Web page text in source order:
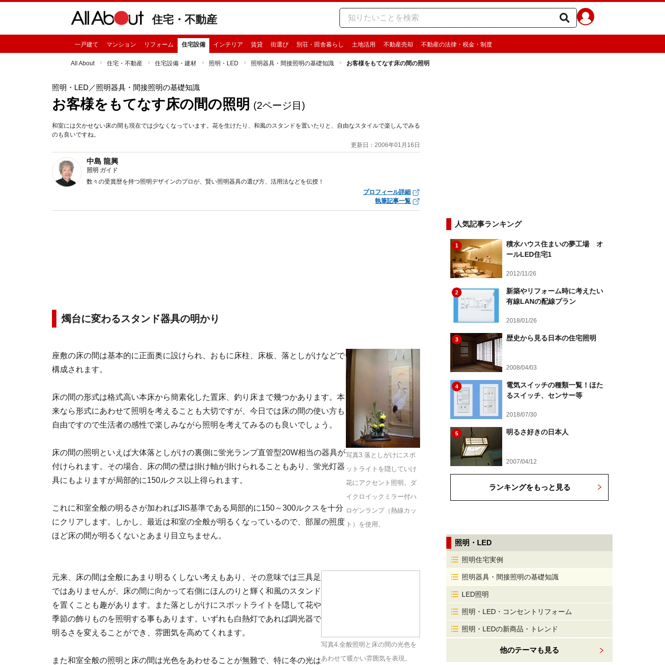
住宅・不動産
一戸建て マンション リフォーム 住宅設備 インテリア 賃貸 街選び 別荘・田舎暮らし 土地活用 不動産売却 不動産の法律・税金・制度
All About 住宅・不動産 住宅設備・建材 照明・LED 照明器具・間接照明の基礎知識 お客様をもてなす床の間の照明
照明・LED ／照明器具・間接照明の基礎知識
お客様をもてなす床の間の照明 (2ページ目)
和室には欠かせない床の間も現在では少なくなっています。花を生けたり、和風のスタンドを置いたりと、自由なスタイルで楽しんでみる
のも良いですね。
更新日：2006年01月16日
中島 龍興
照明 ガイド
数々の受賞歴を持つ照明デザインのプロが、賢い照明器具の選び方、活用法などを伝授！
プロフィール詳細
執筆記事一覧
燭台に変わるスタンド器具の明かり
写真3.落としがけにスポ
ットライトを隠していけ
花にアクセント照明。ダ
イクロイックミラー付ハ
ロゲンランプ（熱線カッ
ト）を使用。
座敷の床の間は基本的に正面奥に設けられ、おもに床柱、床板、落としがけなどで
構成されます。
床の間の形式は格式高い本床から簡素化した置床、釣り床まで幾つかあります。本
来なら形式にあわせて照明を考えることも大切ですが、今日では床の間の使い方も
自由ですので生活者の感性で楽しみながら照明を考えてみるのも良いでしょう。
床の間の照明といえば大体落としがけの裏側に蛍光ランプ直管型20W相当の器具が
付けられます。その場合、床の間の壁は掛け軸が掛けられることもあり、蛍光灯器
具にもよりますが局部的に150ルクス以上得られます。
これに和室全般の明るさが加わればJIS基準である局部的に150～300ルクスを十分
にクリアします。しかし、最近は和室の全般が明るくなっているので、部屋の照度
ほど床の間が明るくないとあまり目立ちません。
写真4.全般照明と床の間の光色を
あわせて暖かい雰囲気を表現。
元来、床の間は全般にあまり明るくしない考えもあり、その意味では三具足
ではありませんが、床の間に向かって右側にほんのりと輝く和風のスタンド
を置くことも趣があります。また落としがけにスポットライトを隠して花や
季節の飾りものを照明する事もあります。いずれも白熱灯であれば調光器で
明るさを変えることができ、雰囲気を高めてくれます。
また和室全般の照明と床の間は光色をあわせることが無難で、特に冬の光は
人気記事ランキング
1
積水ハウス住まいの夢工場 オ
ールLED住宅1
2012/11/26
2
新築やリフォーム時に考えたい
有線LANの配線プラン
2018/01/26
3 歴史から見る日本の住宅照明
2008/04/03
4
電気スイッチの種類一覧！ほた
るスイッチ、センサー等
2018/07/30
5 明るさ好きの日本人
2007/04/12
ランキングをもっと見る
照明・LED
照明住宅実例
照明器具・間接照明の基礎知識
LED照明
照明・LED・コンセントリフォーム
照明・LEDの新商品・トレンド
他のテーマも見る